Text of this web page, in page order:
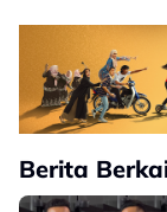
Berita